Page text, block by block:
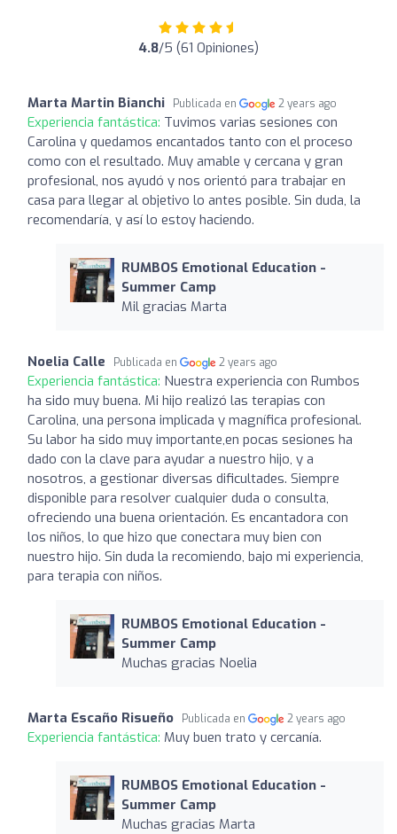
4.8/5 (61 Opiniones)
Marta Martin Bianchi Publicada en 2 years ago
Experiencia fantástica: Tuvimos varias sesiones con
Carolina y quedamos encantados tanto con el proceso
como con el resultado. Muy amable y cercana y gran
profesional, nos ayudó y nos orientó para trabajar en
casa para llegar al objetivo lo antes posible. Sin duda, la
recomendaría, y así lo estoy haciendo.
RUMBOS Emotional Education -
Summer Camp
Mil gracias Marta
Noelia Calle Publicada en 2 years ago
Experiencia fantástica: Nuestra experiencia con Rumbos
ha sido muy buena. Mi hijo realizó las terapias con
Carolina, una persona implicada y magnífica profesional.
Su labor ha sido muy importante,en pocas sesiones ha
dado con la clave para ayudar a nuestro hijo, y a
nosotros, a gestionar diversas dificultades. Siempre
disponible para resolver cualquier duda o consulta,
ofreciendo una buena orientación. Es encantadora con
los niños, lo que hizo que conectara muy bien con
nuestro hijo. Sin duda la recomiendo, bajo mi experiencia,
para terapia con niños.
RUMBOS Emotional Education -
Summer Camp
Muchas gracias Noelia
Marta Escaño Risueño Publicada en 2 years ago
Experiencia fantástica: Muy buen trato y cercanía.
RUMBOS Emotional Education -
Summer Camp
Muchas gracias Marta